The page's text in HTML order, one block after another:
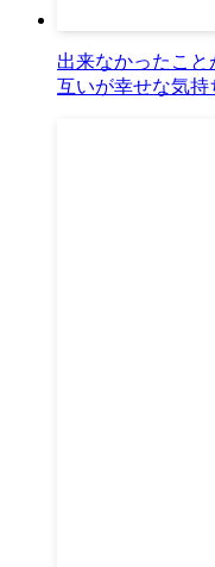
出来なかったこ
互いが幸せな気持